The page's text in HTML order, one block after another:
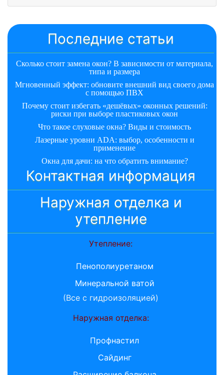
Последние статьи
Сколько стоит замена окон? В зависимости от материала,
типа и размера
Мгновенный эффект: обновите внешний вид своего дома
с помощью ПВХ
Почему стоит избегать «дешёвых» оконных решений:
риски при выборе пластиковых окон
Что такое слуховые окна? Виды и стоимость
Лазерные уровни ADA: выбор, особенности и
применение
Окна для дачи: на что обратить внимание?
Контактная информация
Наружная отделка и
утепление
Утепление:
Пенополиуретаном
Минеральной ватой
(Все с гидроизоляцией)
Наружная отделка:
Профнастил
Сайдинг